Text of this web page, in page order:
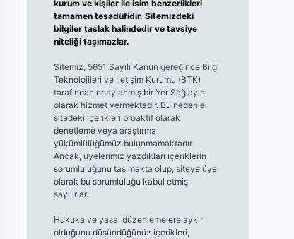
kurum ve kişiler ile isim benzerlikleri
tamamen tesadüfidir. Sitemizdeki
bilgiler taslak halindedir ve tavsiye
niteliği taşımazlar.
Sitemiz, 5651 Sayılı Kanun gereğince Bilgi
Teknolojileri ve İletişim Kurumu (BTK)
tarafından onaylanmış bir Yer Sağlayıcı
olarak hizmet vermektedir. Bu nedenle,
sitedeki içerikleri proaktif olarak
denetleme veya araştırma
yükümlülüğümüz bulunmamaktadır.
Ancak, üyelerimiz yazdıkları içeriklerin
sorumluluğunu taşımakta olup, siteye üye
olarak bu sorumluluğu kabul etmiş
sayılırlar.
Hukuka ve yasal düzenlemelere aykırı
olduğunu düşündüğünüz içerikleri,